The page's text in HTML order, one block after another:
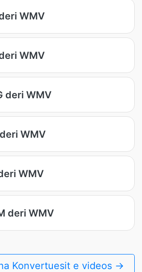
WMV
WMV
deri WMV
WMV
WMV
deri WMV
Konvertuesit e videos →